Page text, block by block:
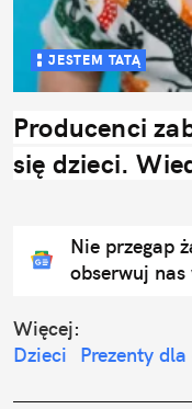
JESTEM TATĄ
Producenci
się dzieci.
Nie przegap
obserwuj nas
Więcej:
Dzieci
Prezenty